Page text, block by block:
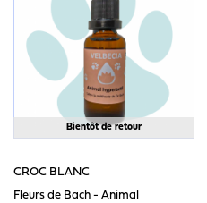
Bientôt de retour
CROC BLANC
Fleurs de Bach - Animal